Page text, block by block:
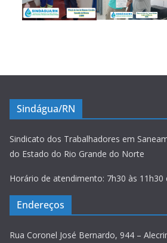
Sindágua/RN
Sindicato dos Trabalhadores em
do Estado do Rio Grande do Norte
Horário de atendimento: 7h30 às 11h30
Endereços
Rua Coronel José Bernardo, 944 –